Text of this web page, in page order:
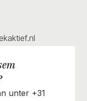
unter +31